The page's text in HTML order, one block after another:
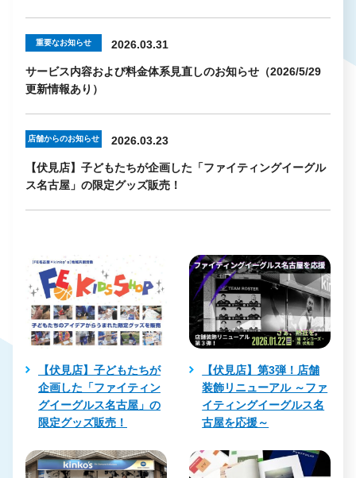
重要なお知らせ 2026.03.31
サービス内容および料金体系見直しのお知らせ（2026/5/29
更新情報あり）
店舗からのお知らせ 2026.03.23
【伏見店】子どもたちが企画した「ファイティングイーグル
ス名古屋」の限定グッズ販売！
【伏見店】子どもたちが
企画した「ファイティン
グイーグルス名古屋」の
限定グッズ販売！
【伏見店】第3弾！店舗
装飾リニューアル ～ファ
イティングイーグルス名
古屋を応援～